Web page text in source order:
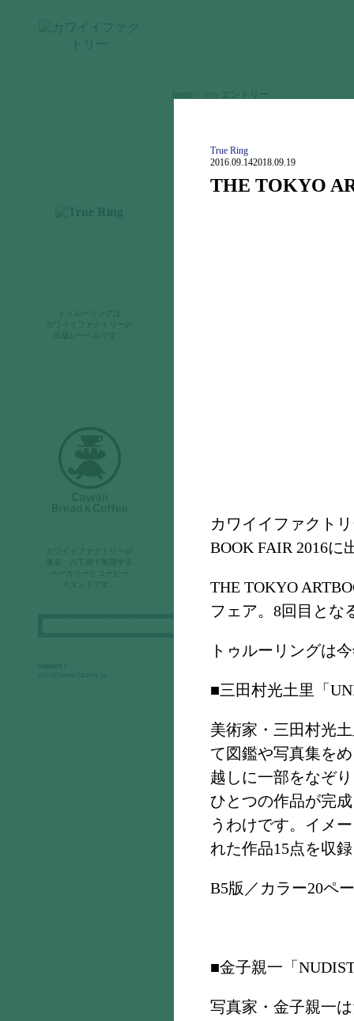
home > new エントリー
cawaii ジャーナル
カワイイファクトリーの
カワイイファクトリーが
ベーカリーとコーヒー
CBCジャーナル
検
索:
contact :
True Ring
2016.09.142018.09.19
THE TOKYO
カワイイファクト
BOOK FAIR 2016に
THE TOKYO
フェア。8回目とな
トゥルーリングは
■三田村光土里「
美術家・三田村光
て図鑑や写真集を
越しに一部をなぞ
ひとつの作品が完
うわけです。イメ
れた作品15点を収
B5版／カラー20ペ
■金子親一「
写真家・金子親一